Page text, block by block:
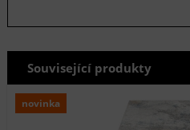
Související produkty
novinka